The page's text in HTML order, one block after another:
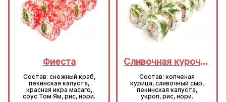
Фиеста
Состав: снежный краб,
пекинская капуста,
красная икра масаго,
соус Том Ям, рис, нори.
Сливочная курочка
Состав: копченая
курица, сливочный сыр,
пекинская капуста,
укроп, рис, нори.